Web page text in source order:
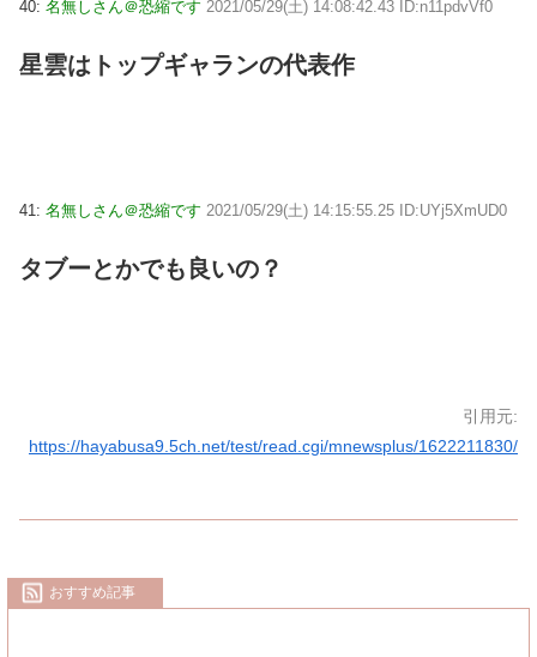
40: 名無しさん＠恐縮です 2021/05/29(土) 14:08:42.43 ID:n11pdvVf0
星雲はトップギャランの代表作
41: 名無しさん＠恐縮です 2021/05/29(土) 14:15:55.25 ID:UYj5XmUD0
タブーとかでも良いの？
引用元:
https://hayabusa9.5ch.net/test/read.cgi/mnewsplus/1622211830/
おすすめ記事